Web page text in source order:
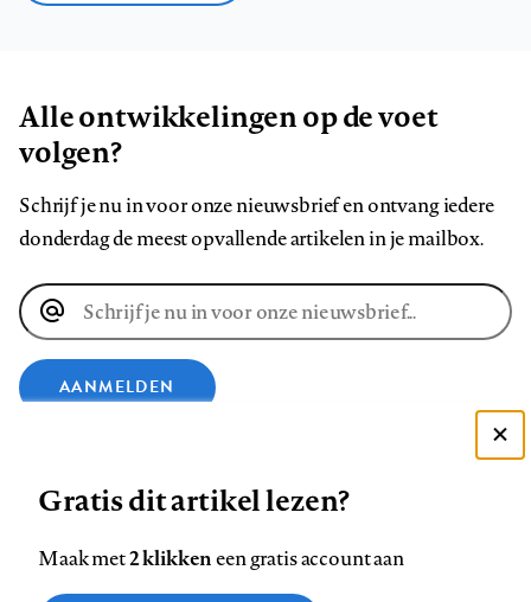
Alle ontwikkelingen op de voet
volgen?
Schrijf je nu in voor onze nieuwsbrief en ontvang iedere
donderdag de meest opvallende artikelen in je mailbox.
E-
mailadres
AANMELDEN
ons
Zie onze cookie policy
Gratis dit artikel lezen?
Maak met2 klikkeneen gratis account aan